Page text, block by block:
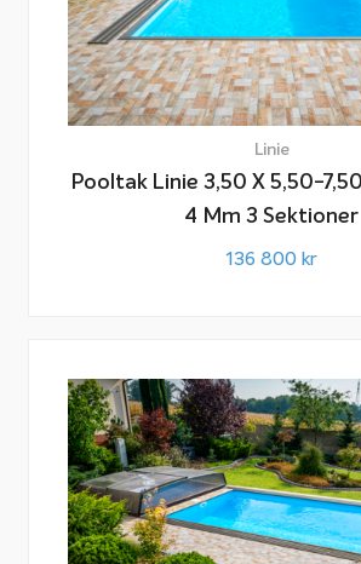
Linie
Pooltak Linie 3,50 X 5,50-7,50 M
4 Mm 3 Sektioner
136 800 kr